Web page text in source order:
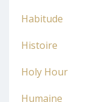
Habitude
Histoire
Holy Hour
Humaine